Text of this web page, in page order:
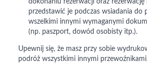
dokonaniu rezerwacji oraz rezerwację
przedstawić je podczas wsiadania do
wszelkimi innymi wymaganymi
(np. paszport, dowód osobisty itp.).
Upewnij się, że masz przy sobie
podróż wszystkimi innymi